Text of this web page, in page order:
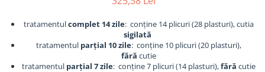
tratamentulcomplet 14 zile: conține 14 plicuri (28 plasturi), cutia
sigilată
tratamentul parțial 10 zile: conține 10 plicuri (20 plasturi),
fără cutie
tratamentul parțial 7 zile: conține 7 plicuri (14 plasturi),fără cutie